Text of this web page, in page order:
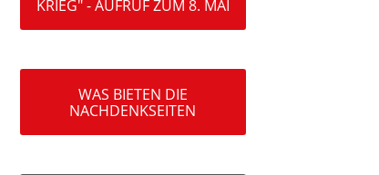
KRIEG" - AUFRUF ZUM 8. MAI
WAS BIETEN DIE
NACHDENKSEITEN